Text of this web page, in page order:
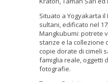
Situato a Yogyakarta
sultani, edificato nel
Mangkubumi: potrete
stanze e la collezione
copie dorate di cimeli
famiglia reale, oggetti
fotografie.